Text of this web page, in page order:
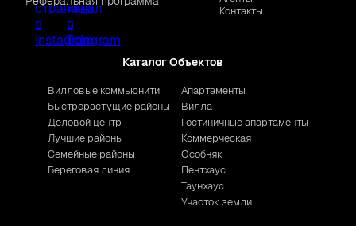
Контакты
Каталог Объектов
Вилловые коммьюнити
Быстрорастущие районы
Деловой центр
Лучшие районы
Семейные районы
Береговая линия
Апартаменты
Вилла
Гостиничные апартаменты
Коммерческая
Особняк
Пентхаус
Таунхаус
Участок земли